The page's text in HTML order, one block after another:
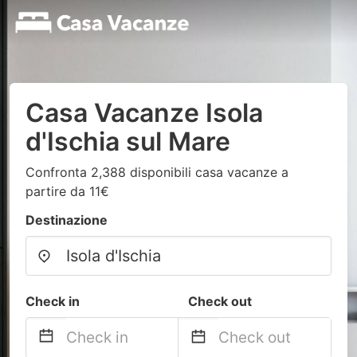
Casa Vacanze Isola
d'Ischia sul Mare
Confronta 2,388 disponibili casa vacanze a
partire da 11€
Destinazione
Check in Check out